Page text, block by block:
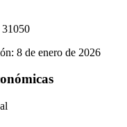
8 de enero de 2026